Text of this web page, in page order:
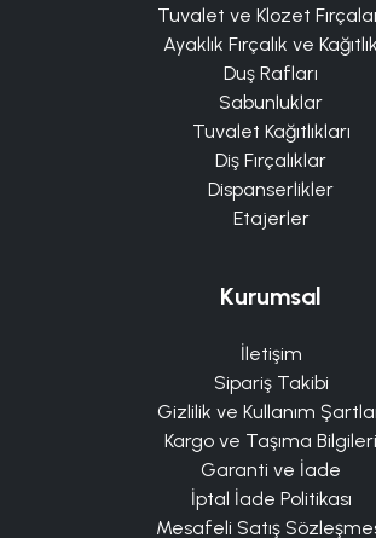
Tuvalet ve Klozet
Ayaklık Fırçalık ve Kağıtlık
Duş Rafları
Sabunluklar
Tuvalet Kağıtlıkları
Diş Fırçalıklar
Dispanserlikler
Etajerler
Kurumsal
İletişim
Sipariş Takibi
Gizlilik ve Kullanım
Kargo ve Taşıma Bilgileri
Garanti ve İade
İptal İade Politikası
Mesafeli Satış